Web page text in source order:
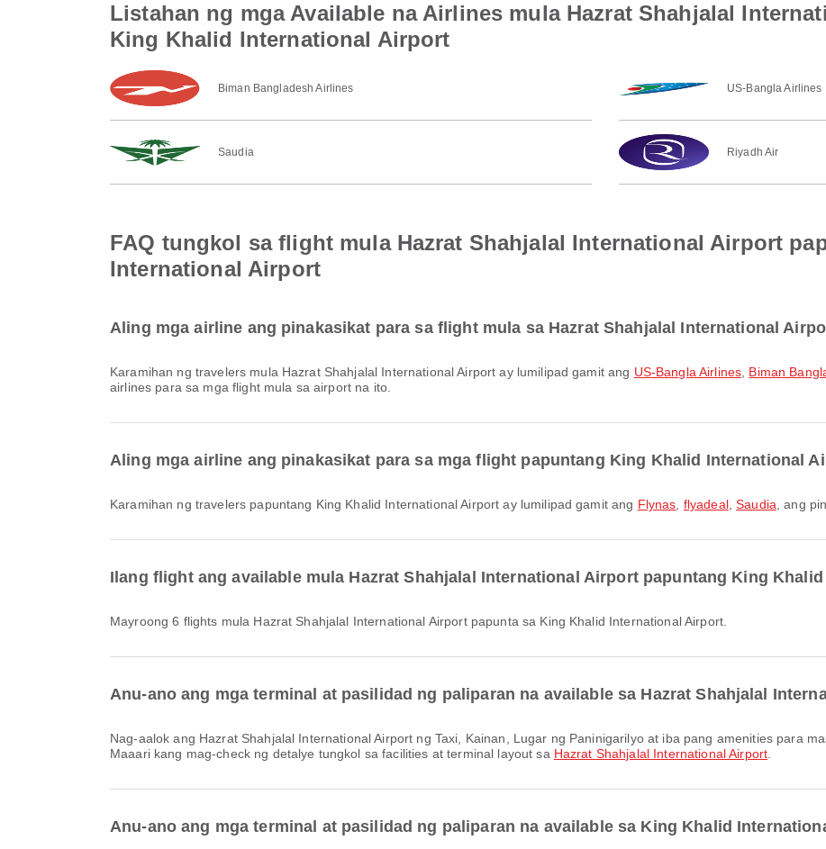
Listahan ng mga Available na Airlines mula Hazrat Shahjalal
King Khalid International Airport
Biman Bangladesh Airlines US-Bangla Airlines
Saudia Riyadh Air
FAQ tungkol sa flight mula Hazrat Shahjalal International Airport
International Airport
Aling mga airline ang pinakasikat para sa flight mula sa Hazrat Shahjalal International
Karamihan ng travelers mula Hazrat Shahjalal International Airport ay lumilipad gamit ang US-Bangla Airlines Biman
airlines para sa mga flight mula sa airport na ito.
Aling mga airline ang pinakasikat para sa mga flight papuntang King Khalid International
Karamihan ng travelers papuntang King Khalid International Airport ay lumilipad gamit ang Flynas flyadeal,Saudia , ang
Ilang flight ang available mula Hazrat Shahjalal International Airport papuntang King
Mayroong 6 flights mula Hazrat Shahjalal International Airport papunta sa King Khalid International Airport.
Anu-ano ang mga terminal at pasilidad ng paliparan na available sa Hazrat Shahjalal
Nag-aalok ang Hazrat Shahjalal International Airport ng Taxi, Kainan, Lugar ng Paninigarilyo at iba pang amenities para mas maging maganda ang travel experience mo.
Maaari kang mag-check ng detalye tungkol sa facilities at terminal layout sa Hazrat Shahjalal International Airport
Anu-ano ang mga terminal at pasilidad ng paliparan na available sa King Khalid